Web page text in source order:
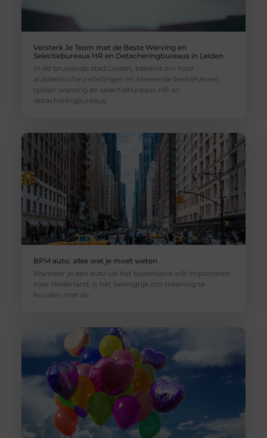
Versterk Je Team met de Beste Werving en
Selectiebureaus HR en Detacheringbureaus in Leiden
In de bruisende stad Leiden, bekend om haar
academische instellingen en bloeiende bedrijfsleven,
spelen werving en selectiebureaus HR en
detacheringbureaus
BPM auto: alles wat je moet weten
Wanneer je een auto uit het buitenland wilt importeren
naar Nederland, is het belangrijk om rekening te
houden met de